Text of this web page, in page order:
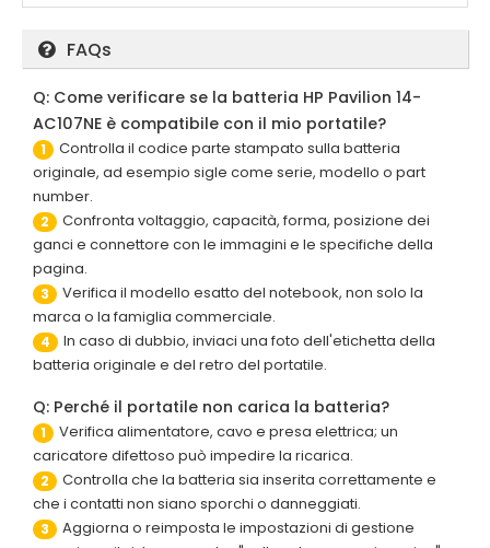
FAQs
Q: Come verificare se la batteria HP Pavilion 14-
AC107NE è compatibile con il mio portatile?
1
Controlla il codice parte stampato sulla batteria
originale, ad esempio sigle come serie, modello o part
number.
2
Confronta voltaggio, capacità, forma, posizione dei
ganci e connettore con le immagini e le specifiche della
pagina.
3
Verifica il modello esatto del notebook, non solo la
marca o la famiglia commerciale.
4
In caso di dubbio, inviaci una foto dell'etichetta della
batteria originale e del retro del portatile.
Q: Perché il portatile non carica la batteria?
1
Verifica alimentatore, cavo e presa elettrica; un
caricatore difettoso può impedire la ricarica.
2
Controlla che la batteria sia inserita correttamente e
che i contatti non siano sporchi o danneggiati.
3
Aggiorna o reimposta le impostazioni di gestione